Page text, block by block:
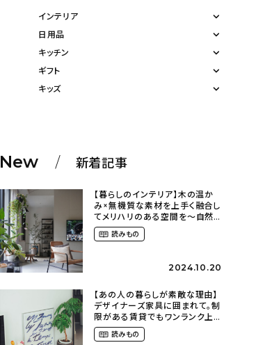
インテリア
日用品
キッチン
ギフト
キッズ
New 新着記事
【暮らしのインテリア】木の温か
み×無機質な素材を上手く融合し
てメリハリのある空間を〜自然
に囲まれて暮らす（ki_no_ieさ
ん） 読みもの
2024.10.20
【あの人の暮らしが素敵な理由】
デザイナーズ家具に囲まれて。制
限がある賃貸でもワンランク上
のお部屋に〜狭くても好きな暮
らしのこと（_____chika708さ
読みもの